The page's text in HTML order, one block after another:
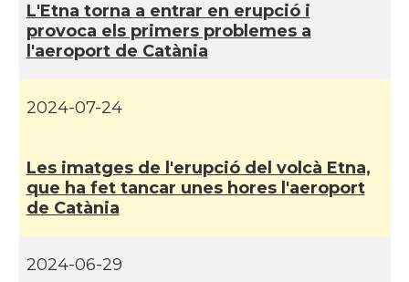
L'Etna torna a entrar en erupció i
provoca els primers problemes a
l'aeroport de Catània
2024-07-24
Les imatges de l'erupció del volcà Etna,
que ha fet tancar unes hores l'aeroport
de Catània
2024-06-29